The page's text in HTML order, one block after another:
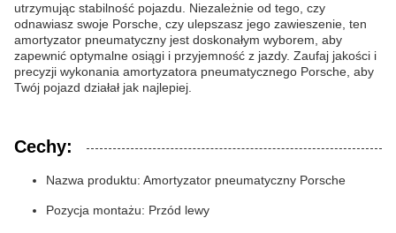
utrzymując stabilność pojazdu. Niezależnie od tego, czy
odnawiasz swoje Porsche, czy ulepszasz jego zawieszenie, ten
amortyzator pneumatyczny jest doskonałym wyborem, aby
zapewnić optymalne osiągi i przyjemność z jazdy. Zaufaj jakości i
precyzji wykonania amortyzatora pneumatycznego Porsche, aby
Twój pojazd działał jak najlepiej.
Cechy:
Nazwa produktu: Amortyzator pneumatyczny Porsche
Pozycja montażu: Przód lewy